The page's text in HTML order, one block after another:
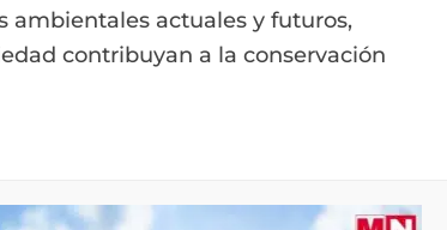
ambientales actuales y futuros,
contribuyan a la conservación